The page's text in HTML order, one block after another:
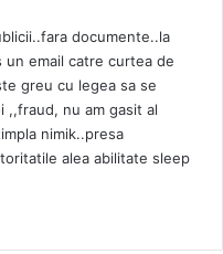
documente..la
un email catre curtea de
greu cu legea sa se
,,fraud, nu am gasit al
nimik..presa
alea abilitate sleep